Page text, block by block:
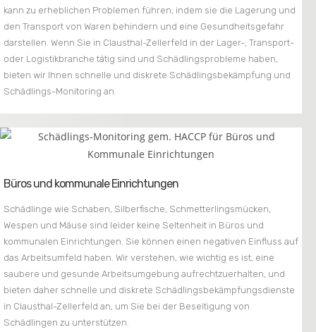
kann zu erheblichen Problemen führen, indem sie die Lagerung und
den Transport von Waren behindern und eine Gesundheitsgefahr
darstellen. Wenn Sie in Clausthal-Zellerfeld in der Lager-, Transport-
oder Logistikbranche tätig sind und Schädlingsprobleme haben,
bieten wir Ihnen schnelle und diskrete Schädlingsbekämpfung und
Schädlings-Monitoring an.
Büros und kommunale Einrichtungen
Schädlinge wie Schaben, Silberfische, Schmetterlingsmücken,
Wespen und Mäuse sind leider keine Seltenheit in Büros und
kommunalen Einrichtungen. Sie können einen negativen Einfluss auf
das Arbeitsumfeld haben. Wir verstehen, wie wichtig es ist, eine
saubere und gesunde Arbeitsumgebung aufrechtzuerhalten, und
bieten daher schnelle und diskrete Schädlingsbekämpfungsdienste
in Clausthal-Zellerfeld an, um Sie bei der Beseitigung von
Schädlingen zu unterstützen.